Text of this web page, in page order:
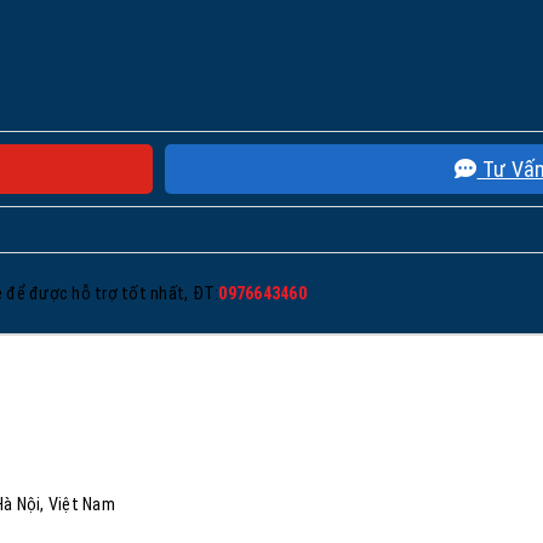
Tư
để được hỗ trợ tốt nhất, ĐT:0976643460
Nội, Việt Nam